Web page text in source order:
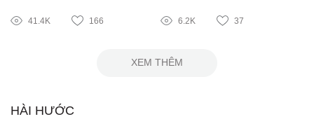
41.4K 166 6.2K 37
XEM THÊM
HÀI HƯỚC